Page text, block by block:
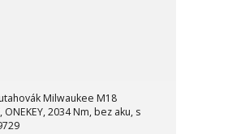
Milwaukee M18
ONEKEY, 2034 Nm, bez aku, s